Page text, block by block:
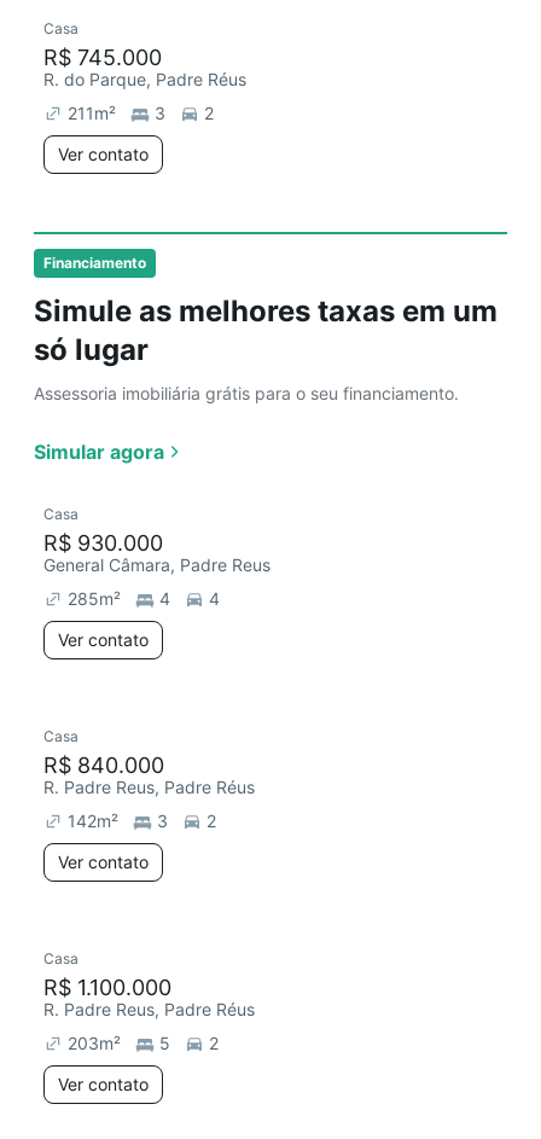
Financiamento
Simule as melhores taxas em um
só lugar
Assessoria imobiliária grátis para o seu financiamento.
Simular agora
Casa
R$ 745.000
R. do Parque, Padre Réus
211m² 3
2
Ver contato
Casa
R$ 930.000
General Câmara, Padre Reus
285m² 4
4
Ver contato
Casa
R$ 840.000
R. Padre Reus, Padre Réus
142m² 3
2
Ver contato
Casa
R$ 1.100.000
R. Padre Reus, Padre Réus
203m² 5
2
Ver contato